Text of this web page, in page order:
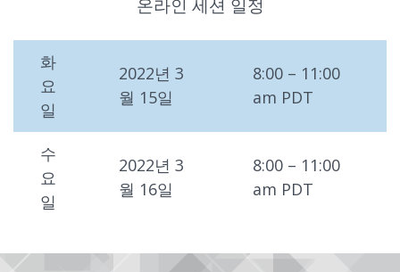
온라인 세션 일정
화
요
일
2022년 3
월 15일
8:00 – 11:00
am PDT
수
요
일
2022년 3
월 16일
8:00 – 11:00
am PDT